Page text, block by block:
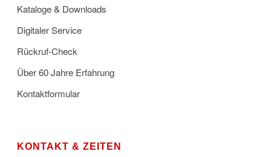
Kataloge & Downloads
Digitaler Service
Rückruf-Check
Über 60 Jahre Erfahrung
Kontaktformular
KONTAKT & ZEITEN